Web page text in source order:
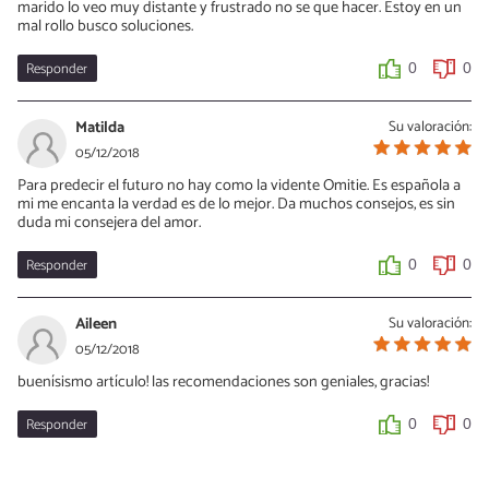
marido lo veo muy distante y frustrado no se que hacer. Estoy en un
mal rollo busco soluciones.
Responder 0 0
Su valoración:
Matilda
05/12/2018
Para predecir el futuro no hay como la vidente Omitie. Es española a
mi me encanta la verdad es de lo mejor. Da muchos consejos, es sin
duda mi consejera del amor.
Responder 0 0
Su valoración:
Aileen
05/12/2018
buenísismo artículo! las recomendaciones son geniales, gracias!
Responder 0 0